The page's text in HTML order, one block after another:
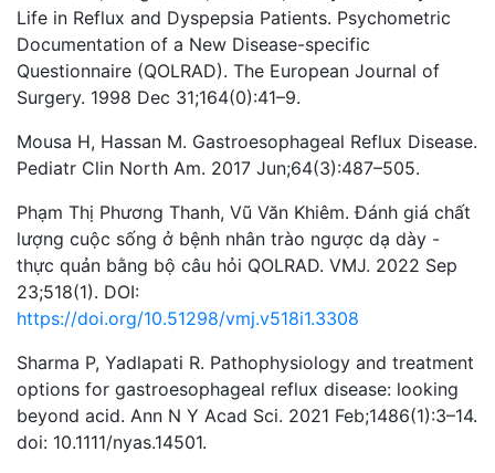
Life in Reflux and Dyspepsia Patients. Psychometric
Documentation of a New Disease-specific
Questionnaire (QOLRAD). The European Journal of
Surgery. 1998 Dec 31;164(0):41–9.
Mousa H, Hassan M. Gastroesophageal Reflux Disease.
Pediatr Clin North Am. 2017 Jun;64(3):487–505.
Phạm Thị Phương Thanh, Vũ Văn Khiêm. Đánh giá chất
lượng cuộc sống ở bệnh nhân trào ngược dạ dày -
thực quản bằng bộ câu hỏi QOLRAD. VMJ. 2022 Sep
23;518(1). DOI:
https://doi.org/10.51298/vmj.v518i1.3308
Sharma P, Yadlapati R. Pathophysiology and treatment
options for gastroesophageal reflux disease: looking
beyond acid. Ann N Y Acad Sci. 2021 Feb;1486(1):3–14.
doi: 10.1111/nyas.14501.